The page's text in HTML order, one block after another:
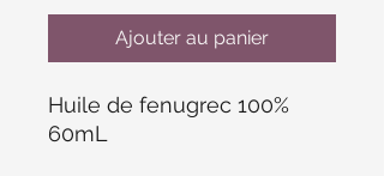
Ajouter au panier
Huile de fenugrec 100%
60mL